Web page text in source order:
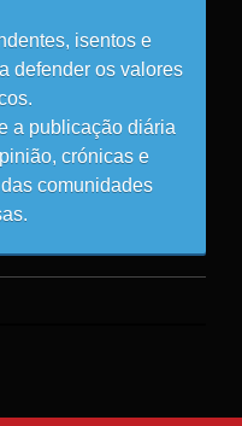
isentos e
defender os valores
a publicação diária
crónicas e
comunidades